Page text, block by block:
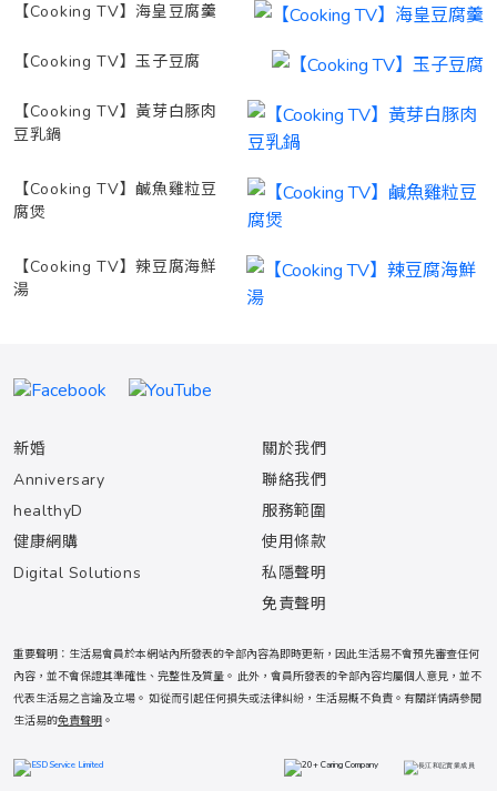
【Cooking TV】海皇豆腐羹
【Cooking TV】玉子豆腐
【Cooking TV】黃芽白豚肉
豆乳鍋
【Cooking TV】鹹魚雞粒豆
腐煲
【Cooking TV】辣豆腐海鮮
湯
新婚
Anniversary
healthyD
健康網購
Digital Solutions
關於我們
聯絡我們
服務範圍
使用條款
私隱聲明
免責聲明
重要聲明：生活易會員於本網站內所發表的全部內容為即時更新，因此生活易不會預先審查任何
內容，並不會保證其準確性、完整性及質量。 此外，會員所發表的全部內容均屬個人意見，並不
代表生活易之言論及立場。 如從而引起任何損失或法律糾紛，生活易概不負責。有關詳情請參閱
生活易的免責聲明 。